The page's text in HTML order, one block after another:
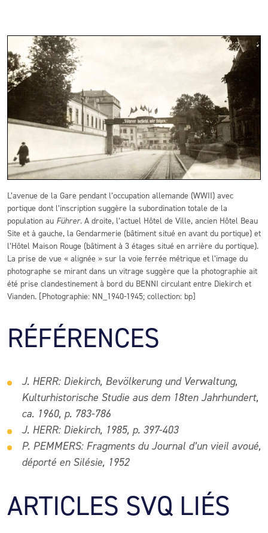
L’avenue de la Gare pendant l’occupation allemande (WWII) avec
portique dont l’inscription suggère la subordination totale de la
population au Führer. A droite, l’actuel Hôtel de Ville, ancien Hôtel Beau
Site et à gauche, la Gendarmerie (bâtiment situé en avant du portique) et
l’Hôtel Maison Rouge (bâtiment à 3 étages situé en arrière du portique).
La prise de vue « alignée » sur la voie ferrée métrique et l’image du
photographe se mirant dans un vitrage suggère que la photographie ait
été prise clandestinement à bord du BENNI circulant entre Diekirch et
Vianden. [Photographie: NN_1940-1945; collection: bp]
RÉFÉRENCES
J. HERR: Diekirch, Bevölkerung und Verwaltung,
Kulturhistorische Studie aus dem 18ten Jahrhundert,
ca. 1960, p. 783-786
J. HERR: Diekirch, 1985, p. 397-403
P. PEMMERS: Fragments du Journal d’un vieil avoué,
déporté en Silésie, 1952
ARTICLES SVQ LIÉS